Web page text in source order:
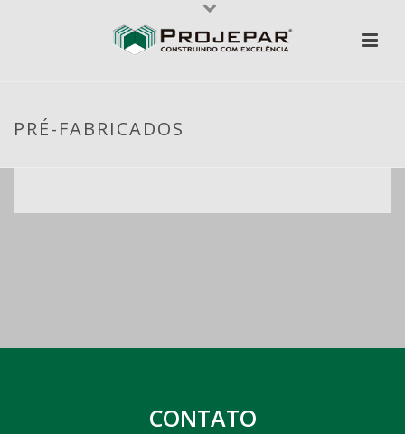
PRÉ-FABRICADOS
CONTATO